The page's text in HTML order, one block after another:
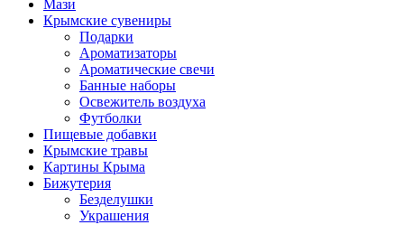
Мази
Крымские сувениры
Подарки
Ароматизаторы
Ароматические свечи
Банные наборы
Освежитель воздуха
Футболки
Пищевые добавки
Крымские травы
Картины Крыма
Бижутерия
Безделушки
Украшения